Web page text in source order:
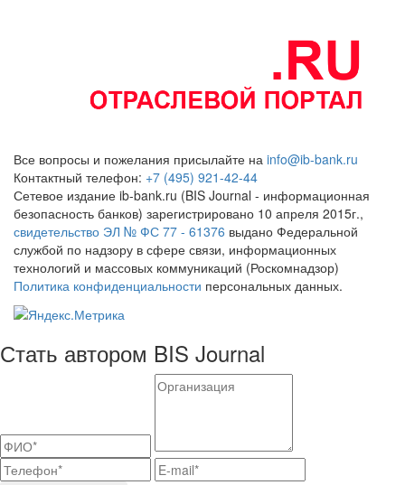
Все вопросы и пожелания присылайте на info@ib-bank.ru
Контактный телефон: +7 (495) 921-42-44
Сетевое издание ib-bank.ru (BIS Journal - информационная
безопасность банков) зарегистрировано 10 апреля 2015г.,
свидетельство ЭЛ № ФС 77 - 61376 выдано Федеральной
службой по надзору в сфере связи, информационных
технологий и массовых коммуникаций (Роскомнадзор)
Политика конфиденциальности персональных данных.
Стать автором BIS Journal